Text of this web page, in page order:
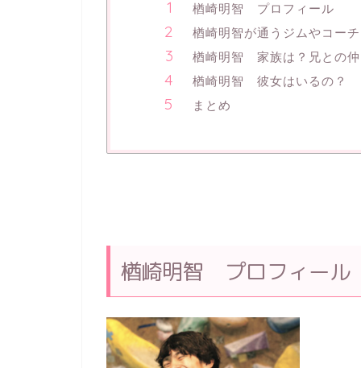
楢崎明智 プロフィール
楢崎明智が通うジムやコーチ
楢崎明智 家族は？兄との仲
楢崎明智 彼女はいるの？
まとめ
楢崎明智 プロフィール